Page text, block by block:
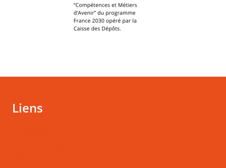
Liens